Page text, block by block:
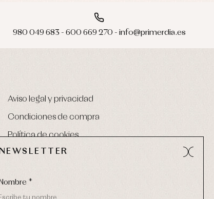
980 049 683 - 600 669 270 - info@primerdia.es
Aviso legal y privacidad
Condiciones de compra
Política de cookies
NEWSLETTER
Nombre *